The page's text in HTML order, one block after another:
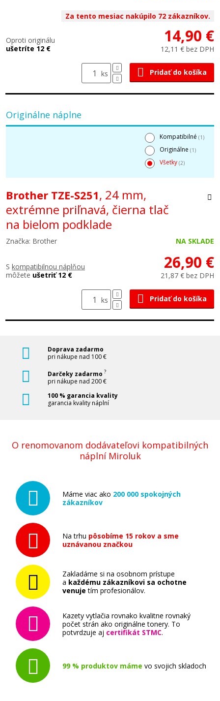
Za tento mesiac nakúpilo 72 zákazníkov.
Oproti originálu
ušetríte 12 €
14,90 €
12,11 € bez DPH
ks Pridať do košíka
Originálne náplne
Kompatibilné (1)
Originálne (1)
Všetky (2)
Brother TZE-S251, 24 mm,
extrémne priľnavá, čierna tlač
na bielom podklade
Značka: Brother NA SKLADE
S kompatibilnou náplňou
môžete ušetriť 12 €
26,90 €
21,87 € bez DPH
ks Pridať do košíka
Doprava zadarmo
pri nákupe nad 100 €
Darčeky zadarmo ?
pri nákupe nad 200 €
100 % garancia kvality
garancia kvality náplní
O renomovanom dodávateľovi kompatibilných
náplní Miroluk
Máme viac ako 200 000 spokojných
zákazníkov
Na trhu pôsobíme 15 rokov a sme
uznávanou značkou
Zakladáme si na osobnom prístupe
a každému zákazníkovi sa ochotne
venuje tím profesionálov.
Kazety vytlačia rovnako kvalitne rovnaký
počet strán ako originálne tonery. To
potvrdzuje aj certifikát STMC.
99 % produktov máme vo svojich skladoch